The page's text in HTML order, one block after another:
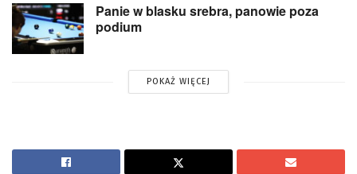
Panie w blasku srebra, panowie poza
podium
POKAŻ WIĘCEJ